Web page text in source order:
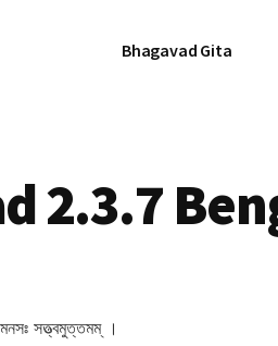
Bhagavad Gita
2.3.7
সত্ত্বমুত্তমম্ ।